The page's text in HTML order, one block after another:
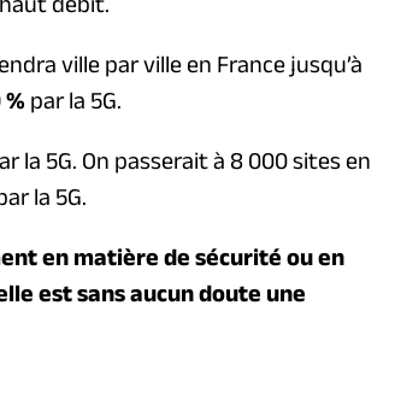
ville par ville en France jusqu’à
% par la 5G.
la 5G. On passerait à 8 000 sites en
la 5G.
en matière de sécurité ou en
est sans aucun doute une